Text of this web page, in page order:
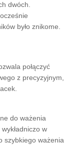
dwóch.
było znikome.
połączyć
z precyzyjnym,
do ważenia
w
szybkiego ważenia